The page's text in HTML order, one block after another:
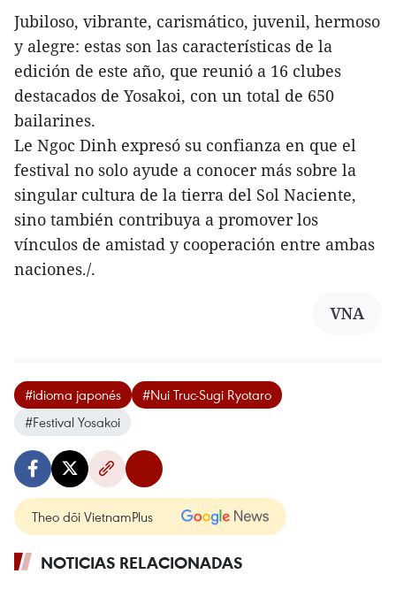
Jubiloso, vibrante, carismático, juvenil, hermoso
y alegre: estas son las características de la
edición de este año, que reunió a 16 clubes
destacados de Yosakoi, con un total de 650
bailarines.
Le Ngoc Dinh expresó su confianza en que el
festival no solo ayude a conocer más sobre la
singular cultura de la tierra del Sol Naciente,
sino también contribuya a promover los
vínculos de amistad y cooperación entre ambas
naciones./.
VNA
#idioma japonés
#Nui Truc-Sugi Ryotaro
#Festival Yosakoi
Theo dõi VietnamPlus
NOTICIAS RELACIONADAS